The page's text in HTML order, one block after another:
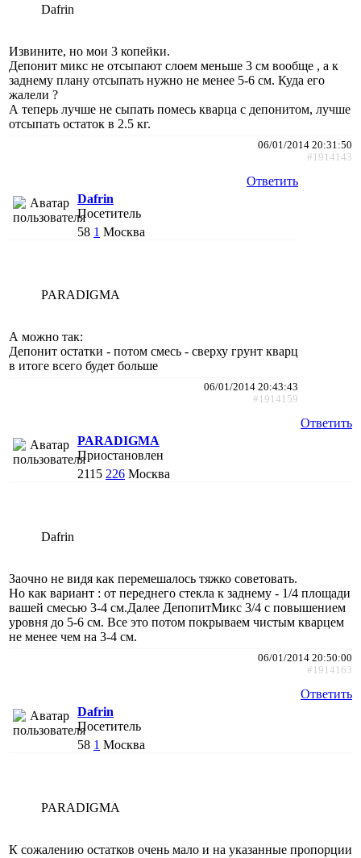
Dafrin
Извините, но мои 3 копейки.
Депонит микс не отсыпают слоем меньше 3 см вообще , а к
заднему плану отсыпать нужно не менее 5-6 см. Куда его
жалели ?
А теперь лучше не сыпать помесь кварца с депонитом, лучше
отсыпать остаток в 2.5 кг.
06/01/2014 20:31:50
#1914143
Ответить
Dafrin
Посетитель
58 1 Москва
PARADIGMA
А можно так:
Депонит остатки - потом смесь - сверху грунт кварц
в итоге всего будет больше
06/01/2014 20:43:43
#1914159
Ответить
PARADIGMA
Приостановлен
2115 226 Москва
Dafrin
Заочно не видя как перемешалось тяжко советовать.
Но как вариант : от переднего стекла к заднему - 1/4 площади
вашей смесью 3-4 см.Далее ДепопитМикс 3/4 с повышением
уровня до 5-6 см. Все это потом покрываем чистым кварцем
не менее чем на 3-4 см.
06/01/2014 20:50:00
#1914163
Ответить
Dafrin
Посетитель
58 1 Москва
PARADIGMA
К сожалению остатков очень мало и на указанные пропорции